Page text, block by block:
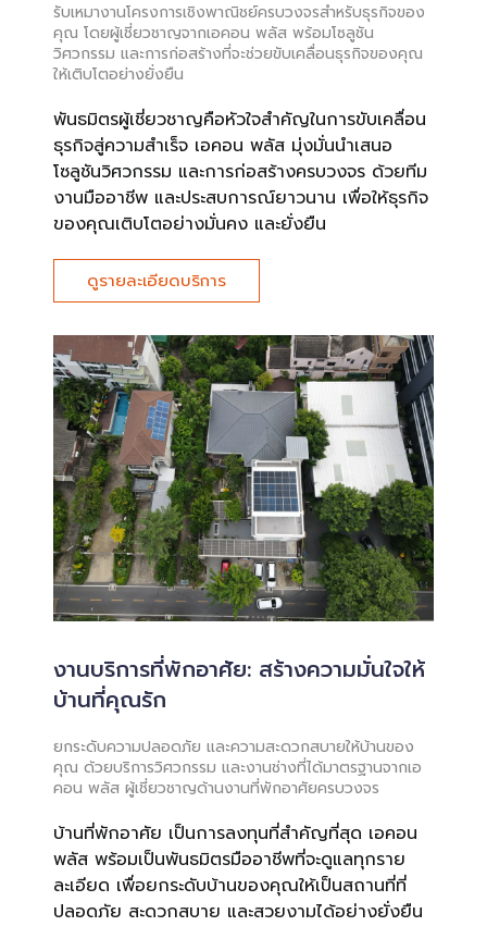
รับเหมางานโครงการเชิงพาณิชย์ครบวงจรสำหรับธุรกิจของ
คุณ โดยผู้เชี่ยวชาญจากเอคอน พลัส พร้อมโซลูชัน
วิศวกรรม และการก่อสร้างที่จะช่วยขับเคลื่อนธุรกิจของคุณ
ให้เติบโตอย่างยั่งยืน
พันธมิตรผู้เชี่ยวชาญคือหัวใจสำคัญในการขับเคลื่อน
ธุรกิจสู่ความสำเร็จ เอคอน พลัส มุ่งมั่นนำเสนอ
โซลูชันวิศวกรรม และการก่อสร้างครบวงจร ด้วยทีม
งานมืออาชีพ และประสบการณ์ยาวนาน เพื่อให้ธุรกิจ
ของคุณเติบโตอย่างมั่นคง และยั่งยืน
ดูรายละเอียดบริการ
งานบริการที่พักอาศัย: สร้างความมั่นใจให้
บ้านที่คุณรัก
ยกระดับความปลอดภัย และความสะดวกสบายให้บ้านของ
คุณ ด้วยบริการวิศวกรรม และงานช่างที่ได้มาตรฐานจากเอ
คอน พลัส ผู้เชี่ยวชาญด้านงานที่พักอาศัยครบวงจร
บ้านที่พักอาศัย เป็นการลงทุนที่สำคัญที่สุด เอคอน
พลัส พร้อมเป็นพันธมิตรมืออาชีพที่จะดูแลทุกราย
ละเอียด เพื่อยกระดับบ้านของคุณให้เป็นสถานที่ที่
ปลอดภัย สะดวกสบาย และสวยงามได้อย่างยั่งยืน